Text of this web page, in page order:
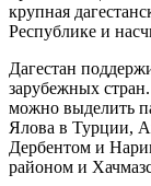
крупная
Республике и
Дагестан
зарубежных
можно выделить
Ялова в Турции,
Дербентом и
районом и